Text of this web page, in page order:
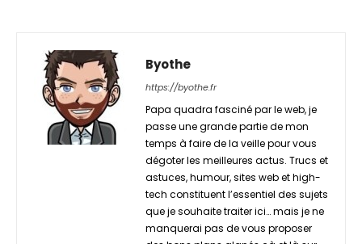
Byothe
https://byothe.fr
Papa quadra fasciné par le web, je
passe une grande partie de mon
temps à faire de la veille pour vous
dégoter les meilleures actus. Trucs et
astuces, humour, sites web et high-
tech constituent l’essentiel des sujets
que je souhaite traiter ici… mais je ne
manquerai pas de vous proposer